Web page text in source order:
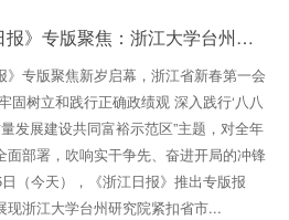
聚焦：浙江大学台州研究院以科创之力赋能区域经济高质量发展
》专版聚焦新岁启幕，浙江省新春第一会
固树立和践行正确政绩观 深入践行‘八八
发展建设共同富裕示范区”主题，对全年
面部署，吹响实干争先、奋进开局的冲锋
（今天），《浙江日报》推出专版报
现浙江大学台州研究院紧扣省市...